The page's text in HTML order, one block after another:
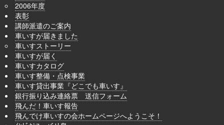
2006年度
表彰
講師派遣のご案内
車いすが届きました
車いすストーリー
車いすが届く
車いすカタログ
車いす整備・点検事業
車いす貸出事業『どこでも車いす』
銀行振り込み連絡票 送信フォーム
飛んだ！車いす報告
飛んでけ車いすの会ホームページへようこそ！